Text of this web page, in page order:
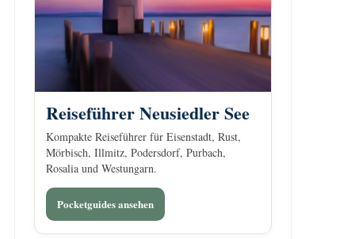
Reiseführer Neusiedler See
Kompakte Reiseführer für Eisenstadt, Rust,
Mörbisch, Illmitz, Podersdorf, Purbach,
Rosalia und Westungarn.
Pocketguides ansehen